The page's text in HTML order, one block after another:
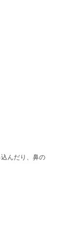
んだり、鼻の